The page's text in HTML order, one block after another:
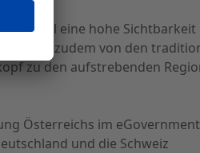
schnell eine hohe Sichtbarkeit
zudem von den
zu den aufstrebenden
Österreichs im eGovernment
und die Schweiz